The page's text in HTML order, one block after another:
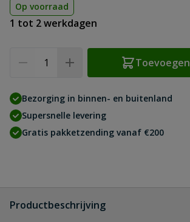
Op voorraad
1 tot 2 werkdagen
Toevoegen
Bezorging in binnen- en buitenland
Supersnelle levering
Gratis pakketzending vanaf €200
Productbeschrijving